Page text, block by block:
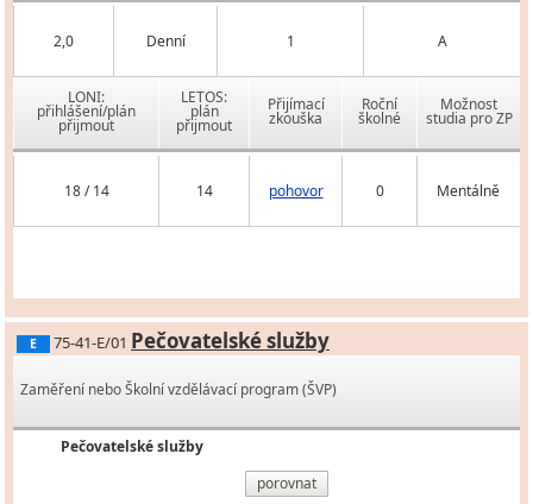
2,0 Denní 1 A
LONI:
přihlášení/plán
přijmout
LETOS:
plán
přijmout
Přijímací
zkouška
Roční
školné
Možnost
studia pro ZP
18 / 14 14 pohovor 0 Mentálně
E 75-41-E/01 Pečovatelské služby
Zaměření nebo Školní vzdělávací program (ŠVP)
Pečovatelské služby
porovnat